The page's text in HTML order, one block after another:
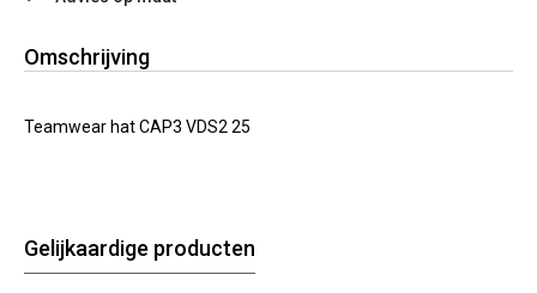
Omschrijving
Teamwear hat CAP3 VDS2 25
Gelijkaardige producten